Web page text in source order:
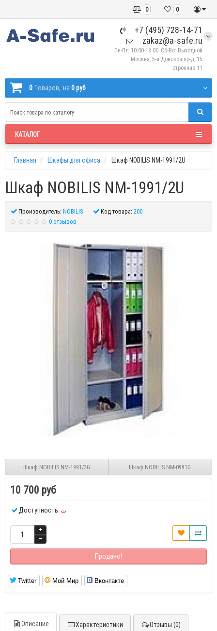
0
0
+7 (495) 728-14-71
zakaz@a-safe.ru
Пн-Пт: 10:00-18:00, Сб-Вс: Выходной
Москва, 5-й Донской пр-д, 15
строение 11
0 Tоваров, на 0 руб
КАТАЛОГ
Главная Шкафы для офиса Шкаф NOBILIS NM-1991/2U
Шкаф NOBILIS NM-1991/2U
Производитель:NOBILIS Код товара:200
0 отзывов
Шкаф NOBILIS NM-1991/2G Шкаф NOBILIS NM-0991G
10 700 руб
Доступность:
Продано!
Twitter Мой Мир Вконтакте
Описание Характеристики Отзывы (0)